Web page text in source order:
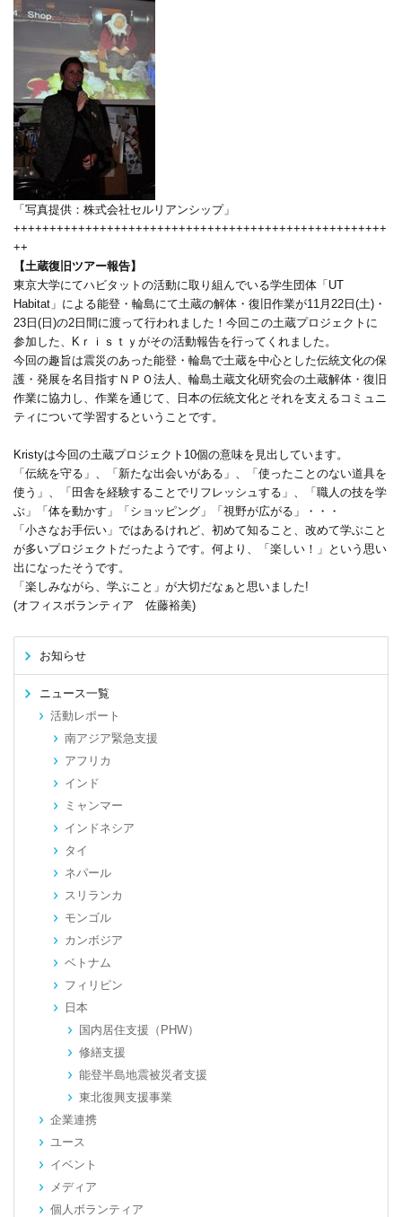
「写真提供：株式会社セルリアンシップ」
++++++++++++++++++++++++++++++++++++++++++++++++++++
++
【土蔵復旧ツアー報告】
東京大学にてハビタットの活動に取り組んでいる学生団体「UT
Habitat」による能登・輪島にて土蔵の解体・復旧作業が11月22日(土)・
23日(日)の2日間に渡って行われました！今回この土蔵プロジェクトに
参加した、Kｒｉｓｔｙがその活動報告を行ってくれました。
今回の趣旨は震災のあった能登・輪島で土蔵を中心とした伝統文化の保
護・発展を名目指すＮＰＯ法人、輪島土蔵文化研究会の土蔵解体・復旧
作業に協力し、作業を通じて、日本の伝統文化とそれを支えるコミュニ
ティについて学習するということです。
Kristyは今回の土蔵プロジェクト10個の意味を見出しています。
「伝統を守る」、「新たな出会いがある」、「使ったことのない道具を
使う」、「田舎を経験することでリフレッシュする」、「職人の技を学
ぶ」「体を動かす」「ショッピング」「視野が広がる」・・・
「小さなお手伝い」ではあるけれど、初めて知ること、改めて学ぶこと
が多いプロジェクトだったようです。何より、「楽しい！」という思い
出になったそうです。
「楽しみながら、学ぶこと」が大切だなぁと思いました!
(オフィスボランティア 佐藤裕美)
お知らせ
ニュース一覧
活動レポート
南アジア緊急支援
アフリカ
インド
ミャンマー
インドネシア
タイ
ネパール
スリランカ
モンゴル
カンボジア
ベトナム
フィリピン
日本
国内居住支援（PHW）
修繕支援
能登半島地震被災者支援
東北復興支援事業
企業連携
ユース
イベント
メディア
個人ボランティア